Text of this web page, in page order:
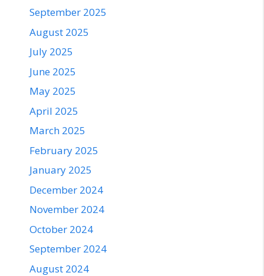
September 2025
August 2025
July 2025
June 2025
May 2025
April 2025
March 2025
February 2025
January 2025
December 2024
November 2024
October 2024
September 2024
August 2024